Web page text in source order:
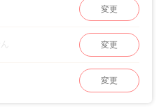
変更
変更
変更